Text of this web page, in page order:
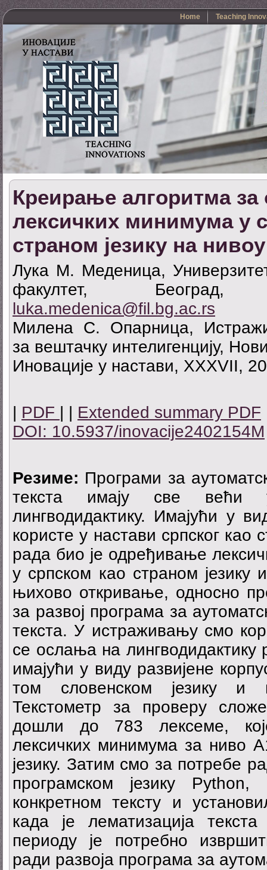
Home Teaching
Креирање алгоритма
лексичких минимума у
страном језику на
Лука М. Меденица,
факултет,
luka.medenica@fil.bg.ac.rs
Милена С. Опарница,
за вештачку интелигенцију,
Иновације у настави, XXXVII,
PDF Extended summary PDF
DOI: 10.5937/inovacije2402154M
Резиме: Програми за
текста имају све већи
лингводидактику. Имајући у
користе у настави српског као
рада био је одређивање
у српском као страном језику
њихово откривање, односно
за развој програма за
текста. У истраживању смо
се ослања на лингводидактику
имајући у виду развијене
том словенском језику и
Текстометр за проверу
дошли до 783 лексеме,
лексичких минимума за ниво
језику. Затим смо за потребе
програмском језику
конкретном тексту и
када је лематизација
периоду је потребно
ради развоја програма за